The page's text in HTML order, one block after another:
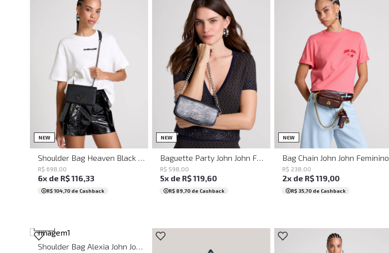
NEW UN
R$ 698 00
6x de R$116,33
R$ 104,70 de Cashback
NEW UN
Baguette Party John John Feminina
R$ 598 00
5x de R$119,60
R$ 89,70de Cashback
NEW UN
Bag Chain John John Feminino
R$ 238 00
2x de R$119,00
R$ 35,70de Cashback